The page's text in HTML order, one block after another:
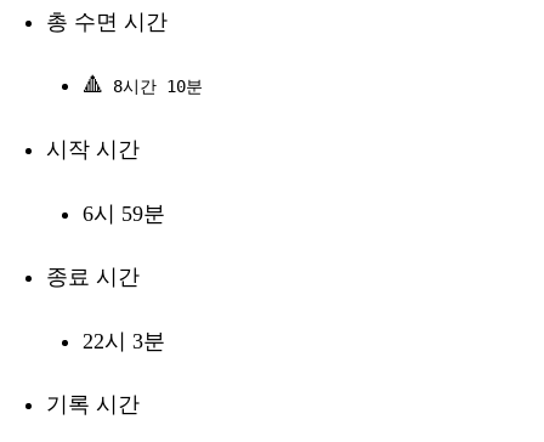
총 수면 시간
🔺 8시간 10분
시작 시간
6시 59분
종료 시간
22시 3분
기록 시간